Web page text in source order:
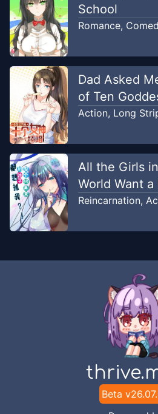
School
Romance,
Dad Asked
of Ten
Action, Long
All the Girls
World Want
Reincarnation,
Beta v